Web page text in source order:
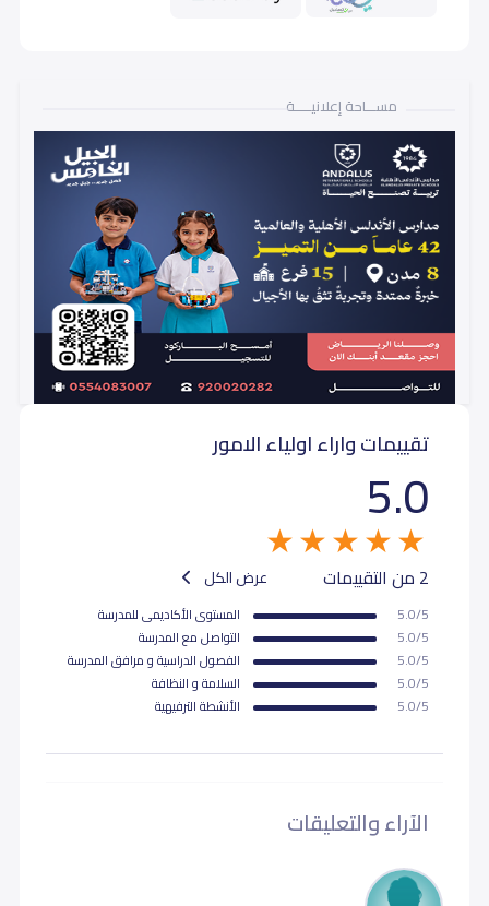
مســـاحة إعلانيـــــة
تقييمات واراء اولياء الامور
5.0
2 من التقييمات عرض الكل
5.0/5
المستوى اﻷكاديمى للمدرسة
5.0/5
التواصل مع المدرسة
5.0/5
الفصول الدراسية و مرافق المدرسة
5.0/5
السلامة و النظافة
5.0/5
اﻷنشطة الترفيهية
الآراء والتعليقات